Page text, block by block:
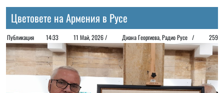
Цветовете на Армения в Русе
Публикация 14:33 11 Май, 2026 / Диана Георгиeва, Радио Русе / 259